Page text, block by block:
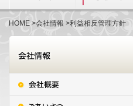
HOME 会社情報 利益相反管理方針